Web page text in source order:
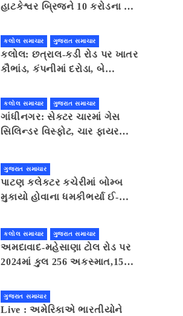
હાટકેશ્વર બ્રિજને 10 કરોડના ખર્ચે
કલોલ સમાચાર ગુજરાત સમાચાર
કલોલ: છત્રાલ-કડી રોડ પર ખાતર
કૌભાંડ, કંપનીમાં દરોડા, બે
કલોલ સમાચાર ગુજરાત સમાચાર
ગાંધીનગર: સેક્ટર ચારમાં ગેસ
સિલિન્ડર વિસ્ફોટ, ચાર ફાયર
ગુજરાત સમાચાર
પાટણ કલેકટર કચેરીમાં બોમ્બ
મુકાયો હોવાના ધમકીભર્યા ઈ-
કલોલ સમાચાર ગુજરાત સમાચાર
અમદાવાદ-મહેસાણા ટોલ રોડ પર
2024માં કુલ 256 અકસ્માત,15
ગુજરાત સમાચાર
Live : અમેરિકાએ ભારતીયોને